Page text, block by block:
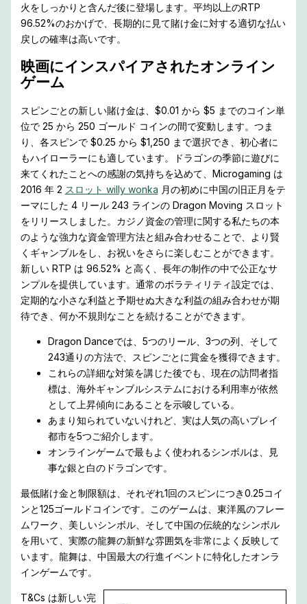
火をしっかりと含んだ後に登場します。平均以上のRTP
96.52%のおかげで、長期的に見て賭け金に対する適切な払い
戻しの確率は高いです。
映画にインスパイアされたオンライン
ゲーム
スピンごとの新しい賭け金は、$0.01 から $5 までのコイン単
位で 25 から 250 ゴールド コインの間で変動します。つま
り、各スピンで $0.25 から $1,250 まで選択でき、初心者に
もハイローラーにも適しています。ドラゴンの季節に遊びに
来てくれたことへの感謝の気持ちを込めて、Microgaming は
2016 年 2 スロット willy wonka 月の初めに中国の旧正月をテ
ーマにした 4 リール 243 ラインの Dragon Moving スロット
をリリースしました。カジノ資金の管理に関する私たちの本
のような強力な資金管理方法と組み合わせることで、より賢
くギャンブルをし、お祝いをさらに楽しむことができます。
新しい RTP は 96.52% と高く、長年の制作の中で公正なサ
ンプルを提供しています。通常のボラティリティ設定では、
定期的な小さな利益と予期せぬ大きな利益の組み合わせが期
待でき、何か不規則なことを続けることができます。
Dragon Danceでは、5つのリール、3つの列、そして
243通りの方法で、スピンごとに賞金を獲得できます。
これらの詳細な対策を講じた後でも、現在の訪問者指
標は、海外ギャンブルシステムにおける利用率が依然
として上昇傾向にあることを示唆している。
あまり知られていないけれど、実は人気の高いプレイ
都市を5つご紹介します。
オンラインゲームで最もよく使われるシンボルは、見
事な銀と白のドラゴンです。
最低賭け金と制限額は、それぞれ1回のスピンにつき0.25コイ
ンと125ゴールドコインです。このゲームは、東洋風のフレー
ムワーク、美しいシンボル、そして中国の伝統的なシンボル
を用いて、実際の龍舞の新鮮な雰囲気を非常によく反映して
います。龍舞は、中国最大の行進イベントに特化したオンラ
インゲームです。
T&Cs は新しい完